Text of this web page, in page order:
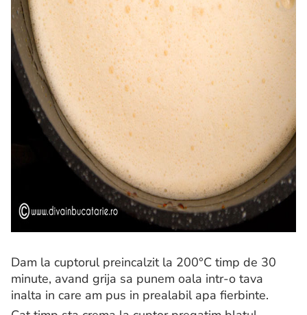
Dam la cuptorul preincalzit la 200°C timp de 30
minute, avand grija sa punem oala intr-o tava
inalta in care am pus in prealabil apa fierbinte.